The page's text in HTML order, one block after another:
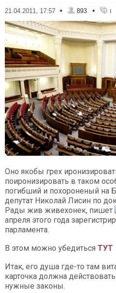
21.04.2011, 17:57 • 893 • 1
Оно якобы грех
поиронизировать в таком
погибший и похороненый на
депутат Николай Лисин по
Рады жив живехонек, пишет
апреля этого года
парламента.
В этом можно убедиться ТУТ
Итак, его душа где-то там
карточка должна действовать.
нужные законы.